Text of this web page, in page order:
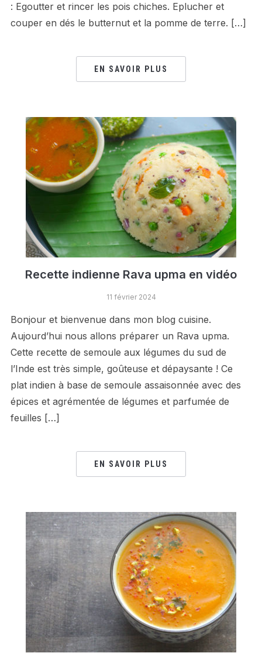
: Egoutter et rincer les pois chiches. Eplucher et
couper en dés le butternut et la pomme de terre. […]
EN SAVOIR PLUS
Recette indienne Rava upma en vidéo
11 février 2024
Bonjour et bienvenue dans mon blog cuisine.
Aujourd’hui nous allons préparer un Rava upma.
Cette recette de semoule aux légumes du sud de
l’Inde est très simple, goûteuse et dépaysante ! Ce
plat indien à base de semoule assaisonnée avec des
épices et agrémentée de légumes et parfumée de
feuilles […]
EN SAVOIR PLUS